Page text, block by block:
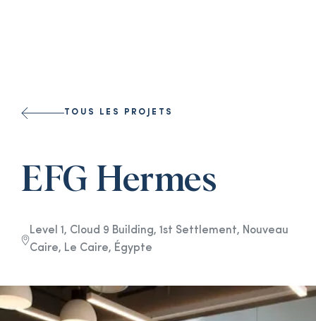
TOUS LES PROJETS
EFG Hermes
Level 1, Cloud 9 Building, 1st Settlement, Nouveau
Caire, Le Caire, Égypte